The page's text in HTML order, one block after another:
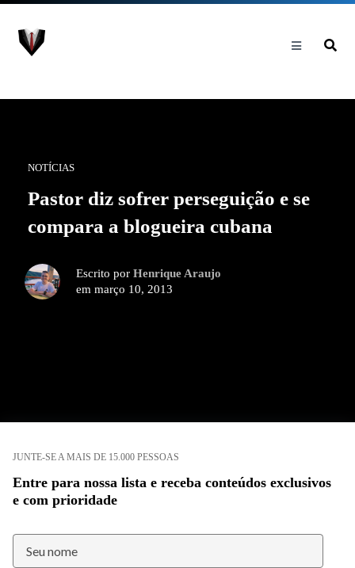
NOTÍCIAS
Pastor diz sofrer perseguição e se
compara a blogueira cubana
Escrito por Henrique Araujo
em março 10, 2013
JUNTE-SE A MAIS DE 15.000 PESSOAS
Entre para nossa lista e receba conteúdos exclusivos
e com prioridade